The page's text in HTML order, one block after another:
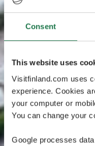
Consent
This website uses
Visitfinland.com uses
experience. Cookies
your computer or
You can change your
Google processes